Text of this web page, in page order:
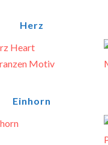
Herz
Einhorn